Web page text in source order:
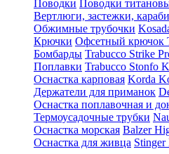
Поводки Поводки
Вертлюги, застежки,
Обжимные трубочки
Крючки Офсетный крючок
Бомбарды Trabucco Strike
Поплавки Trabucco Stonfo
Оснастка карповая Korda
Держатели для приманок
Оснастка поплавочная и
Термоусадочные трубки
Оснастка морская Balzer
Оснастка для живца Stinger